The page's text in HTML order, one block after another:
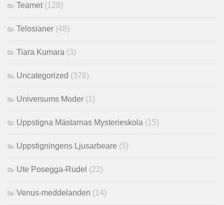
Teamet (128)
Telosianer (48)
Tiara Kumara (3)
Uncategorized (376)
Universums Moder (1)
Uppstigna Mästarnas Mysterieskola (15)
Uppstigningens Ljusarbeare (5)
Ute Posegga-Rudel (22)
Venus-meddelanden (14)